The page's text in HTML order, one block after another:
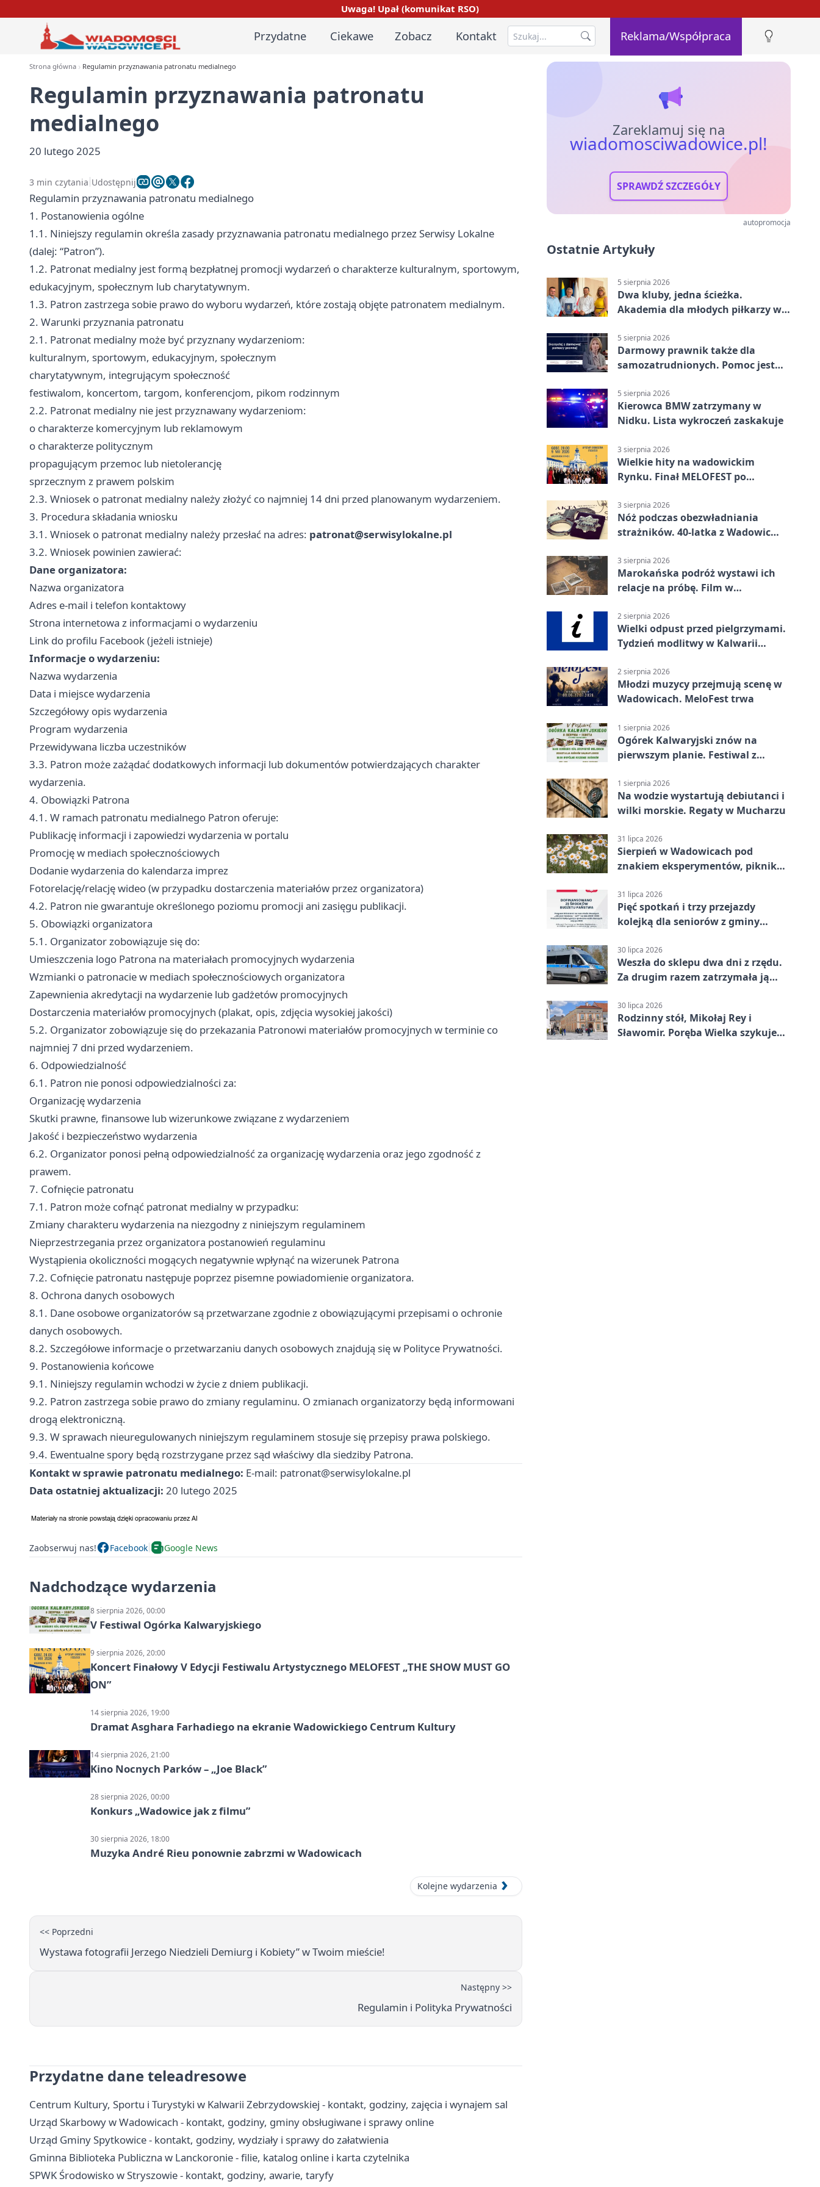
Uwaga! Upał (komunikat RSO)
Przydatne Ciekawe Zobacz Kontakt Reklama/Współpraca
Strona główna Regulamin przyznawania patronatu medialnego
Regulamin przyznawania patronatu
medialnego
20 lutego 2025
3 min czytania Udostępnij
Regulamin przyznawania patronatu medialnego
1. Postanowienia ogólne
1.1. Niniejszy regulamin określa zasady przyznawania patronatu medialnego przez Serwisy Lokalne
(dalej: “Patron”).
1.2. Patronat medialny jest formą bezpłatnej promocji wydarzeń o charakterze kulturalnym, sportowym,
edukacyjnym, społecznym lub charytatywnym.
1.3. Patron zastrzega sobie prawo do wyboru wydarzeń, które zostają objęte patronatem medialnym.
2. Warunki przyznania patronatu
2.1. Patronat medialny może być przyznany wydarzeniom:
kulturalnym, sportowym, edukacyjnym, społecznym
charytatywnym, integrującym społeczność
festiwalom, koncertom, targom, konferencjom, pikom rodzinnym
2.2. Patronat medialny nie jest przyznawany wydarzeniom:
o charakterze komercyjnym lub reklamowym
o charakterze politycznym
propagującym przemoc lub nietolerancję
sprzecznym z prawem polskim
2.3. Wniosek o patronat medialny należy złożyć co najmniej 14 dni przed planowanym wydarzeniem.
3. Procedura składania wniosku
3.1. Wniosek o patronat medialny należy przesłać na adres: patronat@serwisylokalne.pl
3.2. Wniosek powinien zawierać:
Dane organizatora:
Nazwa organizatora
Adres e-mail i telefon kontaktowy
Strona internetowa z informacjami o wydarzeniu
Link do profilu Facebook (jeżeli istnieje)
Informacje o wydarzeniu:
Nazwa wydarzenia
Data i miejsce wydarzenia
Szczegółowy opis wydarzenia
Program wydarzenia
Przewidywana liczba uczestników
3.3. Patron może zażądać dodatkowych informacji lub dokumentów potwierdzających charakter
wydarzenia.
4. Obowiązki Patrona
4.1. W ramach patronatu medialnego Patron oferuje:
Publikację informacji i zapowiedzi wydarzenia w portalu
Promocję w mediach społecznościowych
Dodanie wydarzenia do kalendarza imprez
Fotorelację/relację wideo (w przypadku dostarczenia materiałów przez organizatora)
4.2. Patron nie gwarantuje określonego poziomu promocji ani zasięgu publikacji.
5. Obowiązki organizatora
5.1. Organizator zobowiązuje się do:
Umieszczenia logo Patrona na materiałach promocyjnych wydarzenia
Wzmianki o patronacie w mediach społecznościowych organizatora
Zapewnienia akredytacji na wydarzenie lub gadżetów promocyjnych
Dostarczenia materiałów promocyjnych (plakat, opis, zdjęcia wysokiej jakości)
5.2. Organizator zobowiązuje się do przekazania Patronowi materiałów promocyjnych w terminie co
najmniej 7 dni przed wydarzeniem.
6. Odpowiedzialność
6.1. Patron nie ponosi odpowiedzialności za:
Organizację wydarzenia
Skutki prawne, finansowe lub wizerunkowe związane z wydarzeniem
Jakość i bezpieczeństwo wydarzenia
6.2. Organizator ponosi pełną odpowiedzialność za organizację wydarzenia oraz jego zgodność z
prawem.
7. Cofnięcie patronatu
7.1. Patron może cofnąć patronat medialny w przypadku:
Zmiany charakteru wydarzenia na niezgodny z niniejszym regulaminem
Nieprzestrzegania przez organizatora postanowień regulaminu
Wystąpienia okoliczności mogących negatywnie wpłynąć na wizerunek Patrona
7.2. Cofnięcie patronatu następuje poprzez pisemne powiadomienie organizatora.
8. Ochrona danych osobowych
8.1. Dane osobowe organizatorów są przetwarzane zgodnie z obowiązującymi przepisami o ochronie
danych osobowych.
8.2. Szczegółowe informacje o przetwarzaniu danych osobowych znajdują się w Polityce Prywatności.
9. Postanowienia końcowe
9.1. Niniejszy regulamin wchodzi w życie z dniem publikacji.
9.2. Patron zastrzega sobie prawo do zmiany regulaminu. O zmianach organizatorzy będą informowani
drogą elektroniczną.
9.3. W sprawach nieuregulowanych niniejszym regulaminem stosuje się przepisy prawa polskiego.
9.4. Ewentualne spory będą rozstrzygane przez sąd właściwy dla siedziby Patrona.
Kontakt w sprawie patronatu medialnego: E-mail: patronat@serwisylokalne.pl
Data ostatniej aktualizacji: 20 lutego 2025
Zaobserwuj nas! Facebook Google News
Nadchodzące wydarzenia
8 sierpnia 2026, 00:00
V Festiwal Ogórka Kalwaryjskiego
9 sierpnia 2026, 20:00
Koncert Finałowy V Edycji Festiwalu Artystycznego MELOFEST „THE SHOW MUST GO
ON”
14 sierpnia 2026, 19:00
Dramat Asghara Farhadiego na ekranie Wadowickiego Centrum Kultury
14 sierpnia 2026, 21:00
Kino Nocnych Parków – „Joe Black”
28 sierpnia 2026, 00:00
Konkurs „Wadowice jak z filmu”
30 sierpnia 2026, 18:00
Muzyka André Rieu ponownie zabrzmi w Wadowicach
Kolejne wydarzenia
<< Poprzedni
Wystawa fotografii Jerzego Niedzieli Demiurg i Kobiety” w Twoim mieście!
Następny >>
Regulamin i Polityka Prywatności
Przydatne dane teleadresowe
Centrum Kultury, Sportu i Turystyki w Kalwarii Zebrzydowskiej - kontakt, godziny, zajęcia i wynajem sal
Urząd Skarbowy w Wadowicach - kontakt, godziny, gminy obsługiwane i sprawy online
Urząd Gminy Spytkowice - kontakt, godziny, wydziały i sprawy do załatwienia
Gminna Biblioteka Publiczna w Lanckoronie - filie, katalog online i karta czytelnika
SPWK Środowisko w Stryszowie - kontakt, godziny, awarie, taryfy
Zareklamuj się na
wiadomosciwadowice.pl!
SPRAWDŹ SZCZEGÓŁY
autopromocja
Ostatnie Artykuły
5 sierpnia 2026
Dwa kluby, jedna ścieżka.
Akademia dla młodych piłkarzy w
5 sierpnia 2026
Darmowy prawnik także dla
samozatrudnionych. Pomoc jest
5 sierpnia 2026
Kierowca BMW zatrzymany w
Nidku. Lista wykroczeń zaskakuje
3 sierpnia 2026
Wielkie hity na wadowickim
Rynku. Finał MELOFEST po
3 sierpnia 2026
Nóż podczas obezwładniania
strażników. 40-latka z Wadowic
3 sierpnia 2026
Marokańska podróż wystawi ich
relacje na próbę. Film w
2 sierpnia 2026
Wielki odpust przed pielgrzymami.
Tydzień modlitwy w Kalwarii
2 sierpnia 2026
Młodzi muzycy przejmują scenę w
Wadowicach. MeloFest trwa
1 sierpnia 2026
Ogórek Kalwaryjski znów na
pierwszym planie. Festiwal z
1 sierpnia 2026
Na wodzie wystartują debiutanci i
wilki morskie. Regaty w Mucharzu
31 lipca 2026
Sierpień w Wadowicach pod
znakiem eksperymentów, pikniku i
31 lipca 2026
Pięć spotkań i trzy przejazdy
kolejką dla seniorów z gminy
30 lipca 2026
Weszła do sklepu dwa dni z rzędu.
Za drugim razem zatrzymała ją
30 lipca 2026
Rodzinny stół, Mikołaj Rey i
Sławomir. Poręba Wielka szykuje